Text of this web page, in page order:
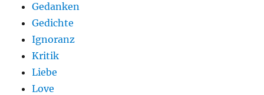
Gedanken
Gedichte
Ignoranz
Kritik
Liebe
Love